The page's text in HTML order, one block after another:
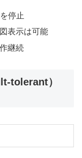
停止
表示は可能
継続
tolerant）